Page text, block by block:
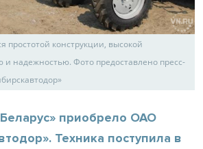
простотой конструкции, высокой
и надежностью. Фото предоставлено пресс-
приобрело ОАО
Техника поступила в